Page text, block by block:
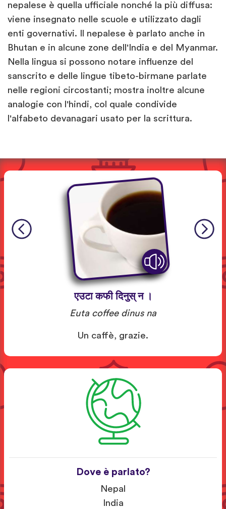
nepalese è quella ufficiale nonché la più diffusa:
viene insegnato nelle scuole e utilizzato dagli
enti governativi. Il nepalese è parlato anche in
Bhutan e in alcune zone dell'India e del Myanmar.
Nella lingua si possono notare influenze del
sanscrito e delle lingue tibeto-birmane parlate
nelle regioni circostanti; mostra inoltre alcune
analogie con l'hindi, col quale condivide
l'alfabeto devanagari usato per la scrittura.
एउटा कफी दिनुस् न ।
Euta coffee dinus na
Un caffè, grazie.
Dove è parlato?
Nepal
India